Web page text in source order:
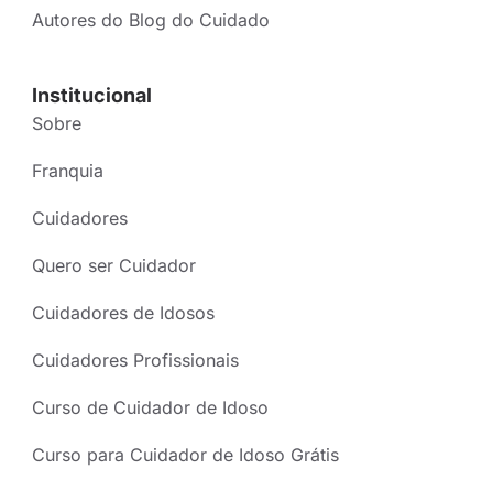
Autores do Blog do Cuidado
Institucional
Sobre
Franquia
Cuidadores
Quero ser Cuidador
Cuidadores de Idosos
Cuidadores Profissionais
Curso de Cuidador de Idoso
Curso para Cuidador de Idoso Grátis